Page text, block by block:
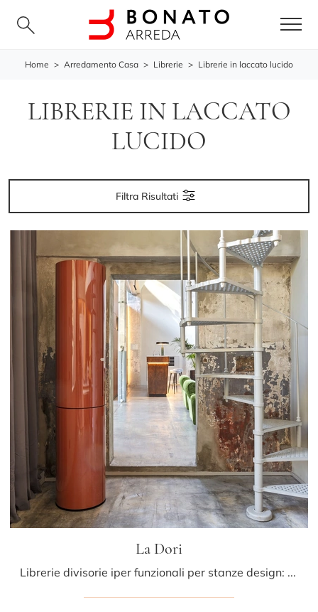
Home > Arredamento Casa > Librerie > Librerie in laccato lucido
LIBRERIE IN LACCATO
LUCIDO
Filtra Risultati
La Dori
Librerie divisorie iper funzionali per stanze design: ottieni informazioni sul modello La Dori del marchio Mogg!